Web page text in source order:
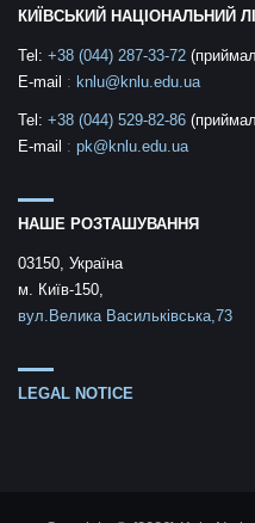
КИЇВСЬКИЙ НАЦІОНАЛЬНИЙ
Tel: +38 (044) 287-33-72
E-mail : knlu@knlu.edu.ua
Tel: +38 (044) 529-82-86
E-mail : pk@knlu.edu.ua
НАШЕ РОЗТАШУВАННЯ
03150, Україна
м. Київ-150,
вул.Велика Васильківська,73
LEGAL NOTICE